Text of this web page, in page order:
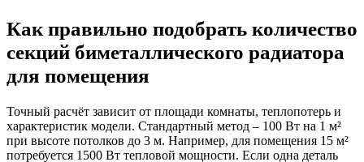
Как правильно подобрать количество
секций биметаллического радиатора
для помещения
Точный расчёт зависит от площади комнаты, теплопотерь и
характеристик модели. Стандартный метод – 100 Вт на 1 м²
при высоте потолков до 3 м. Например, для помещения 15 м²
потребуется 1500 Вт тепловой мощности. Если одна деталь